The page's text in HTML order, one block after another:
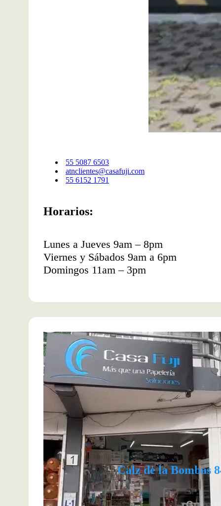
55 5087 6503​
atnclientes@casafuji.com
55 6152 1791
Horarios:
Lunes a Jueves 9am – 8pm
Viernes y Sábados 9am a 6pm
Domingos 11am – 3pm
Calz de la Bombas